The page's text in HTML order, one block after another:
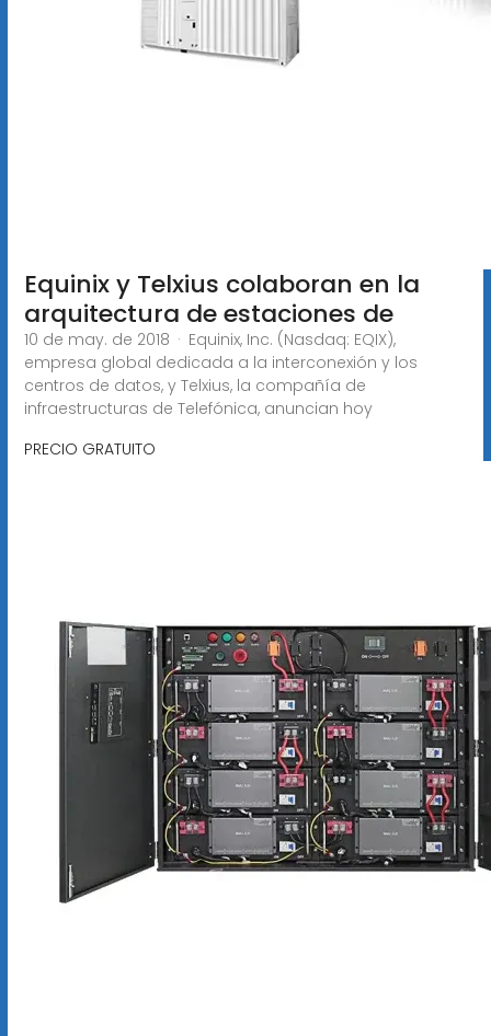
Equinix y Telxius colaboran en la
arquitectura de estaciones de
10 de may. de 2018 · Equinix, Inc. (Nasdaq: EQIX),
empresa global dedicada a la interconexión y los
centros de datos, y Telxius, la compañía de
infraestructuras de Telefónica, anuncian hoy
PRECIO GRATUITO